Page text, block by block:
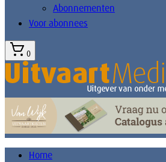
Abonnementen
Voor abonnees
0
Home